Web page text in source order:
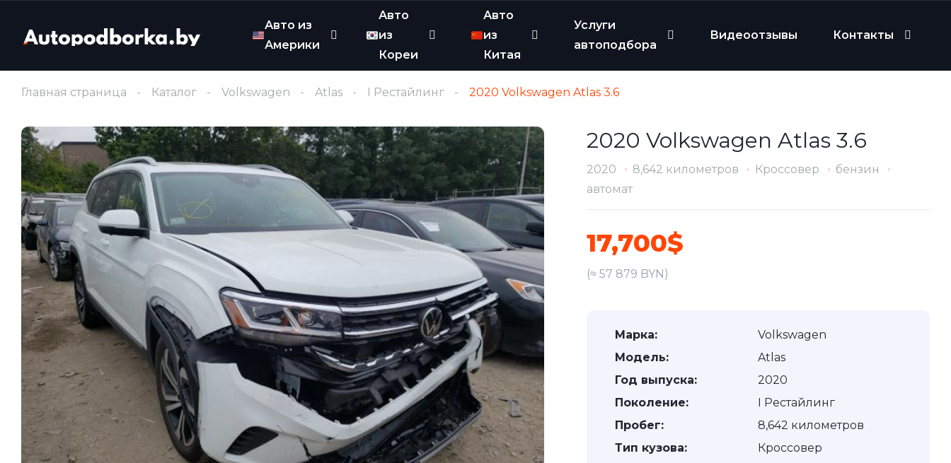
Авто из
Америки
Авто
из
Кореи
Авто
из
Китая
Услуги
автоподбора
Видеоотзывы Контакты
Главная страница Каталог Volkswagen Atlas I Рестайлинг 2020 Volkswagen Atlas 3.6
2020 Volkswagen Atlas 3.6
2020 8,642 километров Кроссовер
бензин
автомат
17,700$
(≈ 57 879 BYN)
Марка:
Volkswagen
Модель:
Atlas
Год выпуска:
2020
Поколение:
I Рестайлинг
Пробег:
8,642 километров
Тип кузова:
Кроссовер